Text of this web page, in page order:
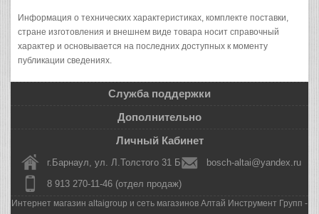
Информация о технических характеристиках, комплекте поставки,
стране изготовления и внешнем виде товара носит справочный
характер и основывается на последних доступных к моменту
публикации сведениях.
Служба поддержки
Дополнительно
Личный Кабинет
г.Барнаул, ул. Л.Толстого 31 Б
bosch-altai@yandex.ru
8 913 270-11-46 (отдел продаж)
Интернет магазин altaigroup и сеть магазинов Алтай Инструмент Групп -